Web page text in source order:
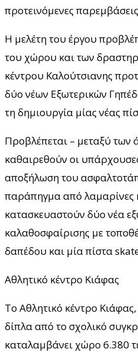
προτεινόμενες
Η μελέτη του έργου
του χώρου και των
κέντρου Καλούτσιανης
δύο νέων Εξωτερικών
τη δημιουργία μίας νέας
Προβλέπεται – μεταξύ των
καθαιρεθούν οι
αποξήλωση του
παράπηγμα από λαμαρίνες
κατασκευαστούν δύο νέα
καλαθοσφαίρισης με
δαπέδου και μία πίστα
Αθλητικό κέντρο Κιάφας
Το Αθλητικό κέντρο
δίπλα από το σχολικό
καταλαμβάνει χώρο 6.380